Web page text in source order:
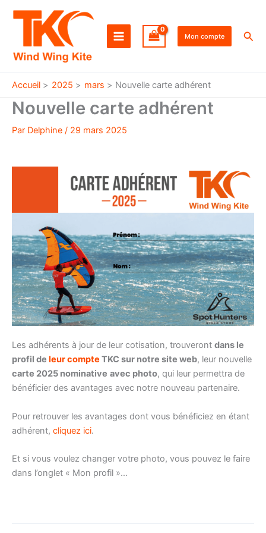
Mon compte
Accueil 2025 mars Nouvelle carte adhérent
Nouvelle carte adhérent
Par Delphine / 29 mars 2025
Les adhérents à jour de leur cotisation, trouveront dans le
profil de leur compte TKC sur notre site web, leur nouvelle
carte 2025 nominative avec photo, qui leur permettra de
bénéficier des avantages avec notre nouveau partenaire.
Pour retrouver les avantages dont vous bénéficiez en étant
adhérent, cliquez ici.
Et si vous voulez changer votre photo, vous pouvez le faire
dans l’onglet « Mon profil »…